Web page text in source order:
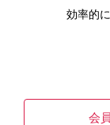
効率的
会